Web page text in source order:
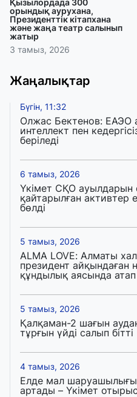
орындық аурухана,
Президенттік кітапхана
және жаңа театр салынып
жатыр
3 тамыз, 2026
Жаңалықтар
Бүгін, 11:32
Олжас Бектенов: ЕАЭО
интеллект пен
беріледі
6 тамыз, 2026
Үкімет СҚО ауылдарын
қайтарылған активтер
бөлді
5 тамыз, 2026
ALMA LOVE: Алматы
президент айқындаған
құндылық аясында атап
5 тамыз, 2026
Қалқаман-2 шағын
тұрғын үйді салып бітті
4 тамыз, 2026
Елде мал
артады – Үкімет